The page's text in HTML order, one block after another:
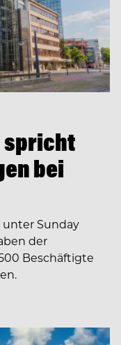
spricht
bei
unter Sunday
der
Beschäftigte